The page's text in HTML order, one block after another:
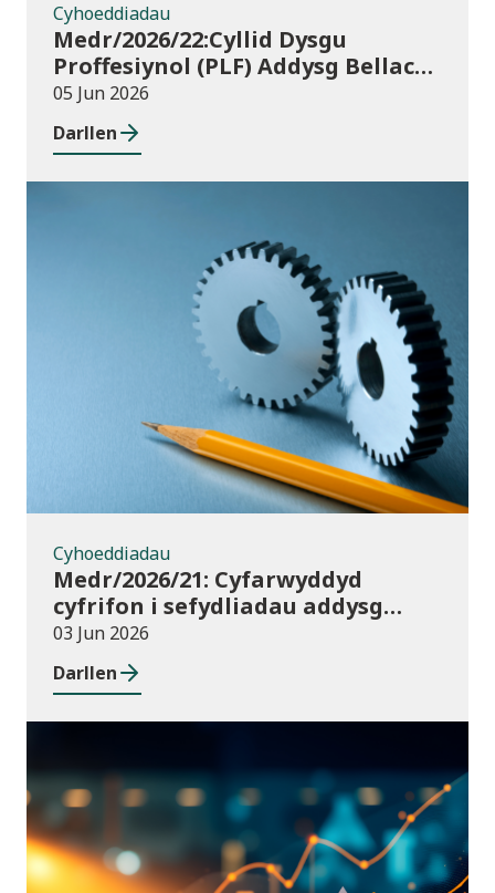
Cyhoeddiadau
Medr/2026/22:Cyllid Dysgu
Proffesiynol (PLF) Addysg Bellach
ym Mlwyddyn Academaidd
2026/27 – canllawiau a thempledi
ar gyfer ceisiadau am gyllid
05 Jun 2026
Darllen
Cyhoeddiadau
Cyhoeddiadau
Medr/2026/21: Cyfarwyddyd
cyfrifon i sefydliadau addysg
uwch yng Nghymru ar gyfer
2025/26
03 Jun 2026
Darllen